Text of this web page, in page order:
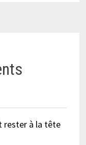
rester à la tête